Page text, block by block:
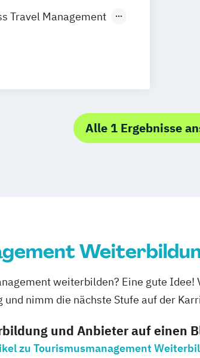
Travel Management
Alle 1 Ergebnisse
weiterbilden? Eine gute
nimm die nächste Stufe auf der
und Anbieter auf einen
zu Tourismusmanagement